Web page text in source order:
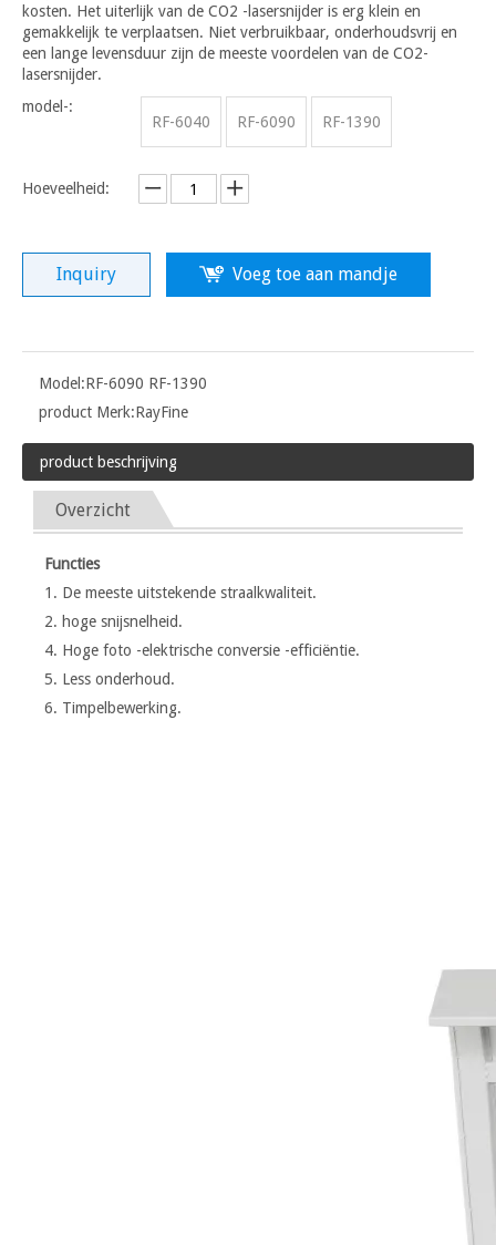
kosten. Het uiterlijk van de CO2 -lasersnijder is erg klein en
gemakkelijk te verplaatsen. Niet verbruikbaar, onderhoudsvrij en
een lange levensduur zijn de meeste voordelen van de CO2-
lasersnijder.
model-:
RF-6040
RF-6090 RF-1390
Hoeveelheid:
Inquiry Voeg toe aan mandje
Model:RF-6090 RF-1390
product Merk:RayFine
product beschrijving
Overzicht
Functies
1. De meeste uitstekende straalkwaliteit.
2. hoge snijsnelheid.
4. Hoge foto -elektrische conversie -efficiëntie.
5. Less onderhoud.
6. Timpelbewerking.